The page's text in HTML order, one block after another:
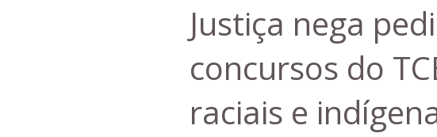
Justiça nega
concursos do
raciais e